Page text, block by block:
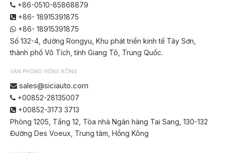
 +86-0510-85868879
 +86- 18915391875
 +86- 18915391875
Số 132-4, đường Rongyu, Khu phát triển kinh tế Tây Sơn,
thành phố Vô Tích, tỉnh Giang Tô, Trung Quốc.
VĂN PHÒNG HỒNG KÔNG
 sales@siciauto.com
 +00852-28135007
 +00852-3173 3713
Phòng 1205, Tầng 12, Tòa nhà Ngân hàng Tai Sang, 130-132
Đường Des Voeux, Trung tâm, Hồng Kông